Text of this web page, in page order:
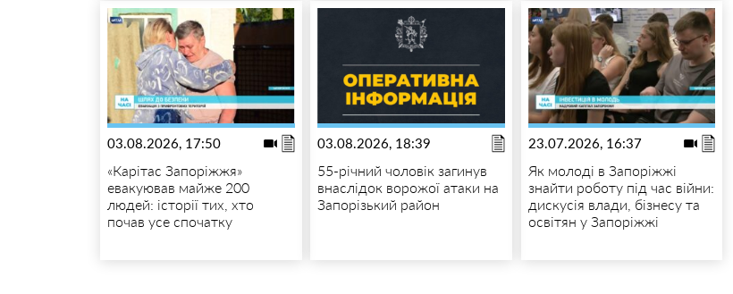
03.08.2026, 17:50
«Карітас Запоріжжя»
евакуював майже 200
людей: історії тих, хто
почав усе спочатку
03.08.2026, 18:39
55-річний чоловік загинув
внаслідок ворожої атаки на
Запорізький район
23.07.2026, 16:37
Як молоді в Запоріжжі
знайти роботу під час війни:
дискусія влади, бізнесу та
освітян у Запоріжжі